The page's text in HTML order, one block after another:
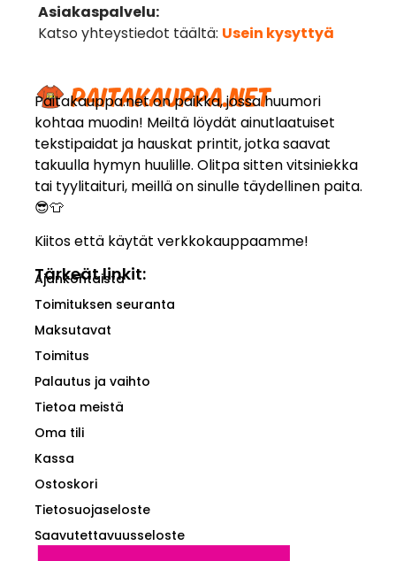
Paitakauppa.net on paikka, jossa huumori
kohtaa muodin! Meiltä löydät ainutlaatuiset
tekstipaidat ja hauskat printit, jotka saavat
takuulla hymyn huulille. Olitpa sitten vitsiniekka
tai tyylitaituri, meillä on sinulle täydellinen paita.
😎👕
Kiitos että käytät verkkokauppaamme!
Tärkeät linkit:
Ajankohtaista
Toimituksen seuranta
Maksutavat
Toimitus
Palautus ja vaihto
Tietoa meistä
Oma tili
Kassa
Ostoskori
Tietosuojaseloste
Saavutettavuusseloste
Asiakaspalvelu:
Katso yhteystiedot täältä: Usein kysyttyä